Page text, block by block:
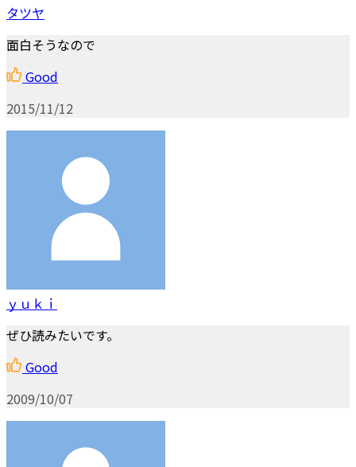
タツヤ
面白そうなので
Good
2015/11/12
ｙｕｋｉ
ぜひ読みたいです。
Good
2009/10/07